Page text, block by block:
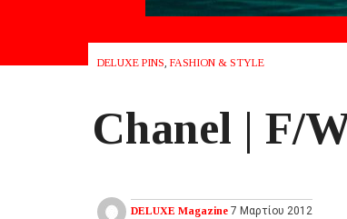
DELUXE PINS, FASHION & STYLE
Chanel | F/
DELUXE Magazine 7 Μαρτίου 2012